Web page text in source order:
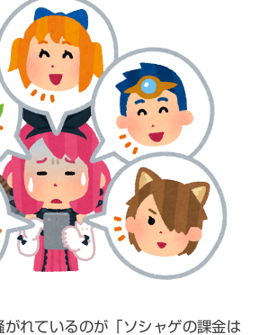
れているのが「ソシャゲの課金は